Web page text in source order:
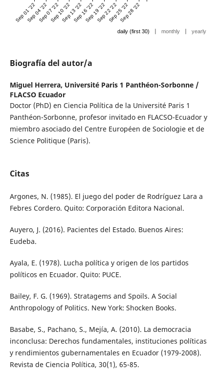
Sep 01 '22Sep 04 '22Sep 07 '22Sep 10 '22Sep 13 '22Sep 16 '22Sep 19 '22Sep 22 '22Sep 25 '22Sep 28 '22
daily (first 30) | monthly | yearly
Biografía del autor/a
Miguel Herrera, Université Paris 1 Panthéon-Sorbonne /
FLACSO Ecuador
Doctor (PhD) en Ciencia Política de la Université Paris 1
Panthéon-Sorbonne, profesor invitado en FLACSO-Ecuador y
miembro asociado del Centre Européen de Sociologie et de
Science Politique (Paris).
Citas
Argones, N. (1985). El juego del poder de Rodríguez Lara a
Febres Cordero. Quito: Corporación Editora Nacional.
Auyero, J. (2016). Pacientes del Estado. Buenos Aires:
Eudeba.
Ayala, E. (1978). Lucha política y origen de los partidos
políticos en Ecuador. Quito: PUCE.
Bailey, F. G. (1969). Stratagems and Spoils. A Social
Anthropology of Politics. New York: Shocken Books.
Basabe, S., Pachano, S., Mejía, A. (2010). La democracia
inconclusa: Derechos fundamentales, instituciones políticas
y rendimientos gubernamentales en Ecuador (1979-2008).
Revista de Ciencia Política, 30(1), 65-85.